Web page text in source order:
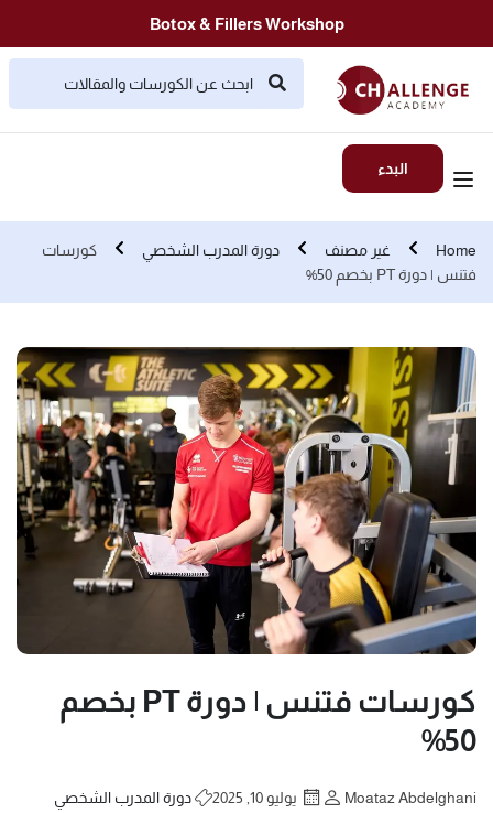
Botox & Fillers Workshop
البدء
Home غير مصنف دورة المدرب الشخصي
كورسات
فتنس | دورة PT بخصم 50%
كورسات فتنس | دورة PT بخصم
50%
Moataz Abdelghani يوليو 10, 2025 دورة المدرب الشخصي